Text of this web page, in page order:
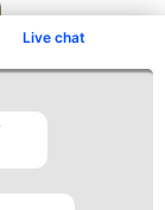
Live chat